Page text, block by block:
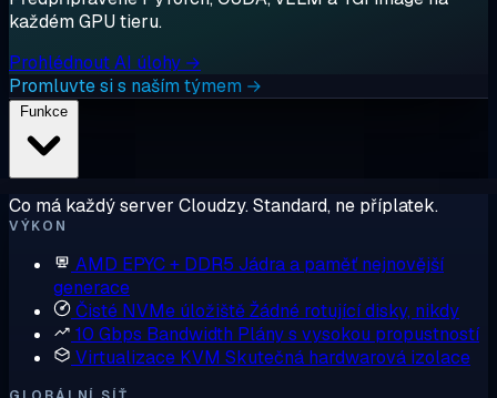
každém GPU tieru.
Prohlédnout AI úlohy →
Promluvte si s naším týmem →
Co má každý server Cloudzy. Standard, ne příplatek.
VÝKON
AMD EPYC + DDR5 Jádra a paměť nejnovější
generace
Čisté NVMe úložištěŽádné rotující disky, nikdy
10 Gbps Bandwidth Plány s vysokou propustností
Virtualizace KVM Skutečná hardwarová izolace